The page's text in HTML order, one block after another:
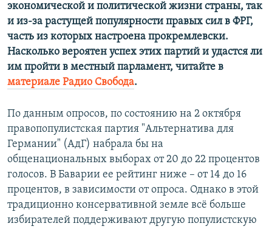
экономической и политической жизни страны, так
и из-за растущей популярности правых сил в ФРГ,
часть из которых настроена прокремлевски.
Насколько вероятен успех этих партий и удастся ли
им пройти в местный парламент, читайте в
материале Радио Свобода.
По данным опросов, по состоянию на 2 октября
правопопулистская партия "Альтернатива для
Германии" (АдГ) набрала бы на
общенациональных выборах от 20 до 22 процентов
голосов. В Баварии ее рейтинг ниже – от 14 до 16
процентов, в зависимости от опроса. Однако в этой
традиционно консервативной земле всё больше
избирателей поддерживают другую популистскую